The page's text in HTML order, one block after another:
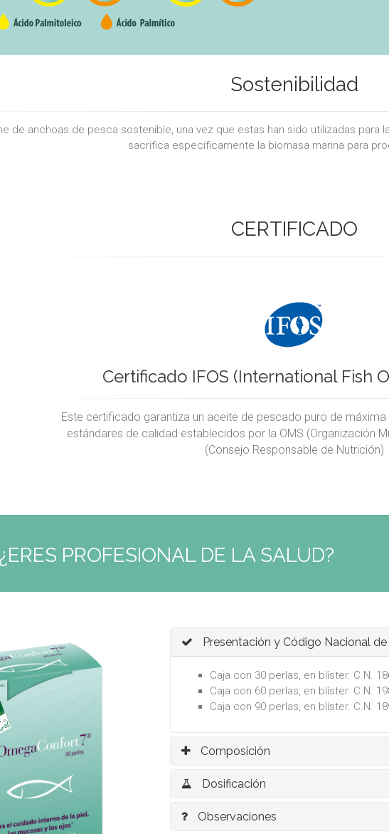
Sostenibilidad
de anchoas de pesca sostenible, una vez que estas han sido utilizadas
sacrifica específicamente la biomasa marina para
CERTIFICADO
Certificado IFOS (International Fish
Este certificado garantiza un aceite de pescado puro de
estándares de calidad establecidos por la OMS (Organización
(Consejo Responsable de Nutrición)
¿ERES PROFESIONAL DE LA SALUD?
Presentación y Código Nacional de
Caja con 30 perlas, en blíster. C.N.
Caja con 60 perlas, en blíster. C.N.
Caja con 90 perlas, en blíster. C.N.
Composición
Dosificación
Observaciones